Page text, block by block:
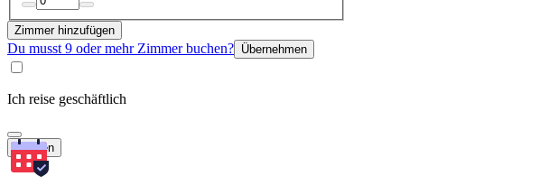
Zimmer hinzufügen
Du musst 9 oder mehr Zimmer buchen? Übernehmen
Ich reise geschäftlich
Suchen